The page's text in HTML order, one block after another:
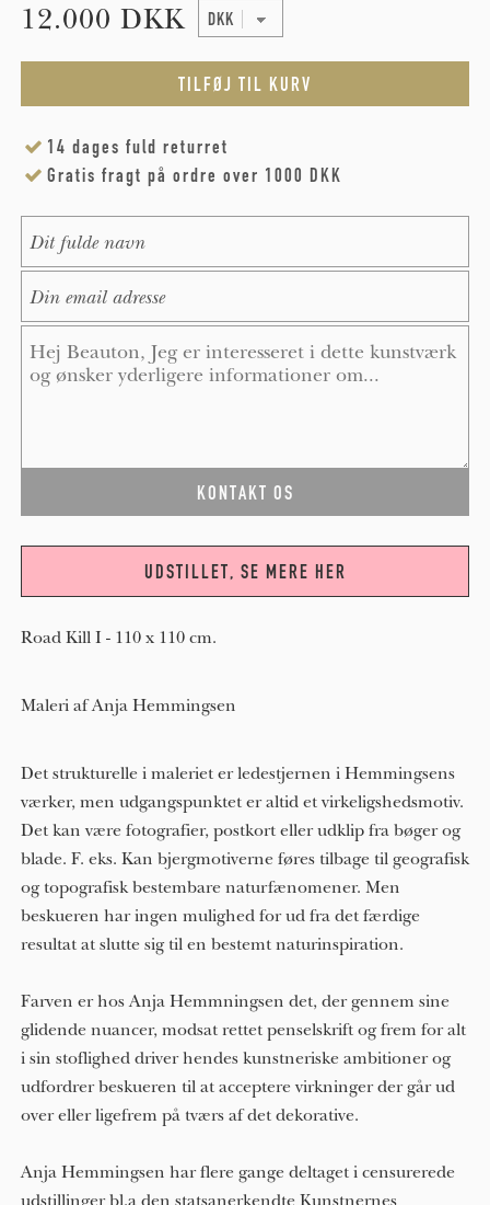
12.000 DKK
14 dages fuld returret
Gratis fragt på ordre over 1000 DKK
UDSTILLET, SE MERE HER
Road Kill I - 110 x 110 cm.
Maleri af Anja Hemmingsen
Det strukturelle i maleriet er ledestjernen i Hemmingsens
værker, men udgangspunktet er altid et virkeligshedsmotiv.
Det kan være fotografier, postkort eller udklip fra bøger og
blade. F. eks. Kan bjergmotiverne føres tilbage til geografisk
og topografisk bestembare naturfænomener. Men
beskueren har ingen mulighed for ud fra det færdige
resultat at slutte sig til en bestemt naturinspiration.
Farven er hos Anja Hemmningsen det, der gennem sine
glidende nuancer, modsat rettet penselskrift og frem for alt
i sin stoflighed driver hendes kunstneriske ambitioner og
udfordrer beskueren til at acceptere virkninger der går ud
over eller ligefrem på tværs af det dekorative.
Anja Hemmingsen har flere gange deltaget i censurerede
udstillinger bl.a den statsanerkendte Kunstnernes